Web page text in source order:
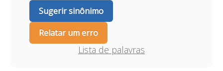
Sugerir sinônimo
Relatar um erro
Lista de palavras